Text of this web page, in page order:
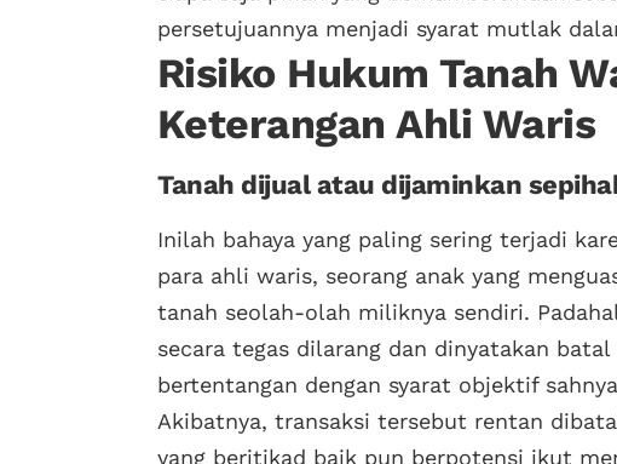
persetujuannya menjadi syarat mutlak
Risiko Hukum Tanah
Keterangan Ahli Waris
Tanah dijual atau dijaminkan
Inilah bahaya yang paling sering terjadi
para ahli waris, seorang anak yang
tanah seolah-olah miliknya sendiri.
secara tegas dilarang dan dinyatakan batal
bertentangan dengan syarat objektif
Akibatnya, transaksi tersebut rentan
yang beritikad baik pun berpotensi ikut